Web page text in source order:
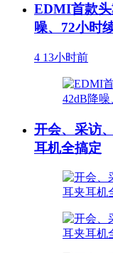
EDMI首款头
噪、72小时
4 13小时前
开会、采访
耳机全搞定